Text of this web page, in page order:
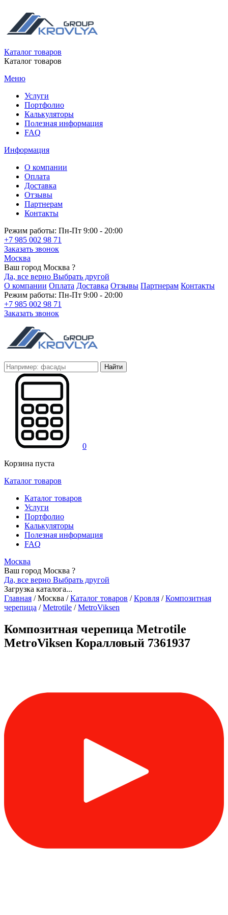
Каталог товаров
Каталог товаров
Меню
Услуги
Портфолио
Калькуляторы
Полезная информация
FAQ
Информация
О компании
Оплата
Доставка
Отзывы
Партнерам
Контакты
Режим работы: Пн-Пт 9:00 - 20:00
+7 985 002 98 71
Заказать звонок
Москва
Ваш город Москва ?
Да, все верно Выбрать другой
О компании Оплата Доставка Отзывы Партнерам Контакты
Режим работы: Пн-Пт 9:00 - 20:00
+7 985 002 98 71
Заказать звонок
Найти
0
Корзина пуста
Каталог товаров
Каталог товаров
Услуги
Портфолио
Калькуляторы
Полезная информация
FAQ
Москва
Ваш город Москва ?
Да, все верно Выбрать другой
Загрузка каталога...
Главная /Москва / Каталог товаров / Кровля / Композитная
черепица / Metrotile / MetroViksen
Композитная черепица Metrotile
MetroViksen Коралловый 7361937